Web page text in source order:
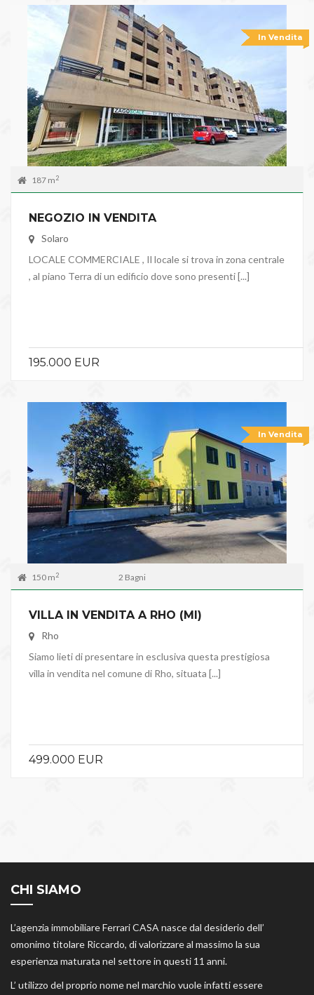
In Vendita
187 m2
NEGOZIO IN VENDITA
Solaro
LOCALE COMMERCIALE , Il locale si trova in zona centrale
, al piano Terra di un edificio dove sono presenti [...]
195.000 EUR
In Vendita
150 m2 2 Bagni
VILLA IN VENDITA A RHO (MI)
Rho
Siamo lieti di presentare in esclusiva questa prestigiosa
villa in vendita nel comune di Rho, situata [...]
499.000 EUR
CHI SIAMO
L’agenzia immobiliare Ferrari CASA nasce dal desiderio dell’
omonimo titolare Riccardo, di valorizzare al massimo la sua
esperienza maturata nel settore in questi 11 anni.
L’ utilizzo del proprio nome nel marchio vuole infatti essere